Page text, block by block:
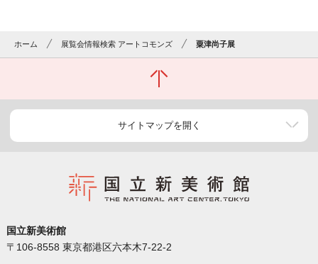
ホーム 展覧会情報検索 アートコモンズ 粟津尚子展
サイトマップを開く
国立新美術館
〒106-8558 東京都港区六本木7-22-2